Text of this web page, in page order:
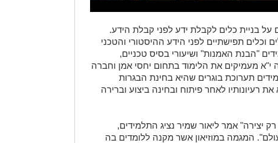
בניית כלים לקבלת ידע לפני קבלת הידע.
וכלים תפישתיים לפני הידע ההיסטורי והטכני
"הבנת האמנות" ושיעורי בסיס טכניים,
י"א מעמיקים את הלימוד בתחום יחסי אמן וחברה
תערוכת בוגרים שהיא בחינת הבגרות
רעיונותיו לאחר פיתוח ובחינה ביצוע וברירה
יצירה" אמר ליאור שמיר נציג התלמידים,
". המגמה במוזיאון אשר מקנה ללומדים בה